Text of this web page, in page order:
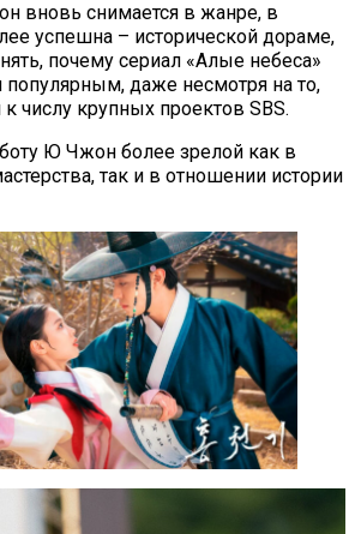
вновь снимается в жанре, в
успешна – исторической дораме,
почему сериал «Алые небеса»
популярным, даже несмотря на то,
к числу крупных проектов SBS.
Ю Чжон более зрелой как в
так и в отношении истории